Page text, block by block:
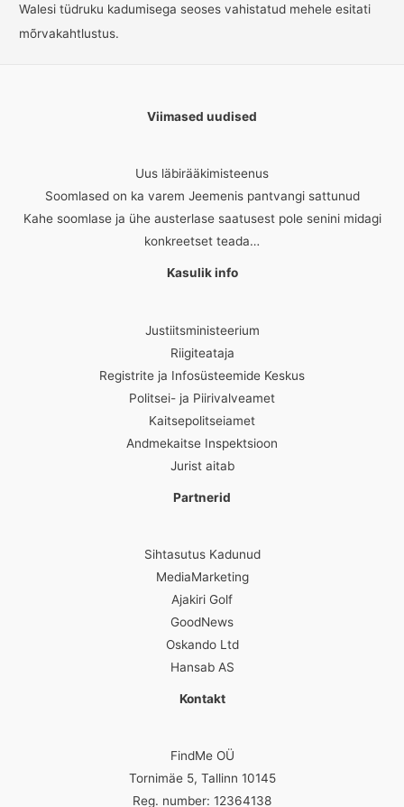
Walesi tüdruku kadumisega seoses vahistatud mehele esitati
mõrvakahtlustus.
Viimased uudised
Uus läbirääkimisteenus
Soomlased on ka varem Jeemenis pantvangi sattunud
Kahe soomlase ja ühe austerlase saatusest pole senini midagi
konkreetset teada…
Kasulik info
Justiitsministeerium
Riigiteataja
Registrite ja Infosüsteemide Keskus
Politsei- ja Piirivalveamet
Kaitsepolitseiamet
Andmekaitse Inspektsioon
Jurist aitab
Partnerid
Sihtasutus Kadunud
MediaMarketing
Ajakiri Golf
GoodNews
Oskando Ltd
Hansab AS
Kontakt
FindMe OÜ
Tornimäe 5, Tallinn 10145
Reg. number: 12364138